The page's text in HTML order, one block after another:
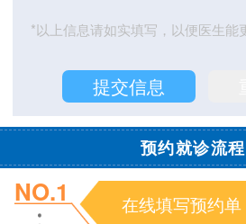
*以上信息请如实填写，以便医生能
预约就诊流
NO.1 在线填写预约单